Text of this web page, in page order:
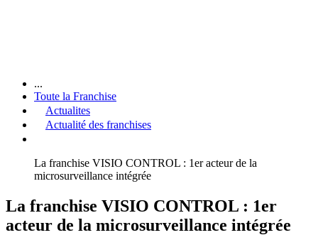
...
Toute la Franchise
Actualites
Actualité des franchises
La franchise VISIO CONTROL : 1er acteur de la
microsurveillance intégrée
La franchise VISIO CONTROL : 1er
acteur de la microsurveillance intégrée